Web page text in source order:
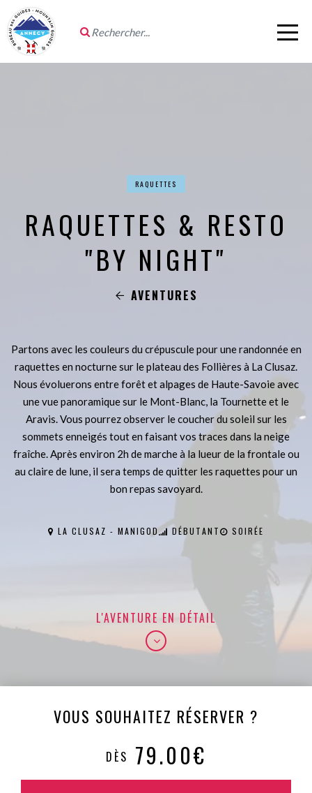
RAQUETTES
RAQUETTES & RESTO
"BY NIGHT"
AVENTURES
Partons avec les couleurs du crépuscule pour une randonnée en
raquettes en nocturne sur le plateau des Follières à La Clusaz.
Nous évoluerons entre forêt et alpages de Haute-Savoie avec
une vue panoramique sur le Mont-Blanc, la Tournette et le
Aravis. Vous pourrez observer le coucher du soleil sur les
sommets enneigés tout en faisant vos traces dans la neige
fraîche. Après environ 2h de marche à la lueur de la frontale ou
au claire de lune, il sera temps de quitter les raquettes pour un
bon repas savoyard.
LA CLUSAZ - MANIGOD DÉBUTANT SOIRÉE
L'AVENTURE EN DÉTAIL
VOUS SOUHAITEZ RÉSERVER ?
DÈS 79.00€